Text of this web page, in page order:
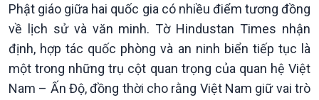
Phật giáo giữa hai quốc gia có nhiều điểm tương đồng
về lịch sử và văn minh. Tờ Hindustan Times nhận
định, hợp tác quốc phòng và an ninh biển tiếp tục là
một trong những trụ cột quan trọng của quan hệ Việt
Nam – Ấn Độ, đồng thời cho rằng Việt Nam giữ vai trò